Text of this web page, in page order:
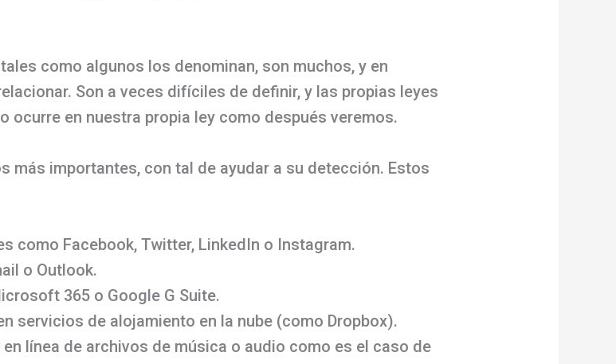
como algunos los denominan, son muchos, y en
Son a veces difíciles de definir, y las propias leyes
ocurre en nuestra propia ley como después veremos.
más importantes, con tal de ayudar a su detección. Estos
como Facebook, Twitter, LinkedIn o Instagram.
o Outlook.
365 o Google G Suite.
servicios de alojamiento en la nube (como Dropbox).
línea de archivos de música o audio como es el caso de